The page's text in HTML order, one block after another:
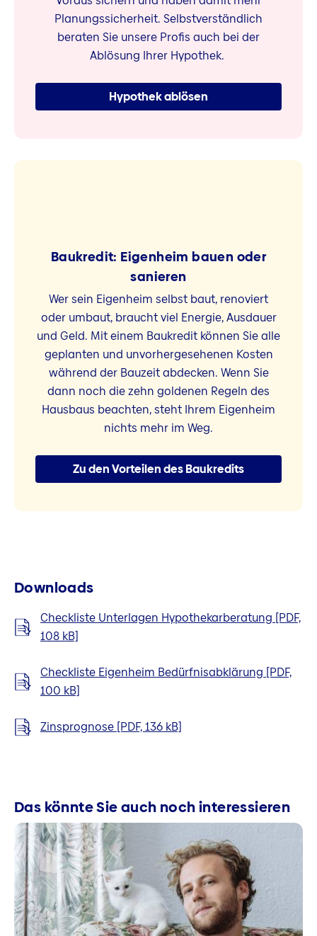
Planungssicherheit. Selbstverständlich
beraten Sie unsere Profis auch bei der
Ablösung Ihrer Hypothek.
Hypothek ablösen
Baukredit: Eigenheim bauen oder
sanieren
Wer sein Eigenheim selbst baut, renoviert
oder umbaut, braucht viel Energie, Ausdauer
und Geld. Mit einem Baukredit können Sie alle
geplanten und unvorhergesehenen Kosten
während der Bauzeit abdecken. Wenn Sie
dann noch die zehn goldenen Regeln des
Hausbaus beachten, steht Ihrem Eigenheim
nichts mehr im Weg.
Zu den Vorteilen des Baukredits
Downloads
Checkliste Unterlagen Hypothekarberatung [PDF,
108 kB]
Checkliste Eigenheim Bedürfnisabklärung [PDF,
100 kB]
Zinsprognose [PDF, 136 kB]
Das könnte Sie auch noch interessieren